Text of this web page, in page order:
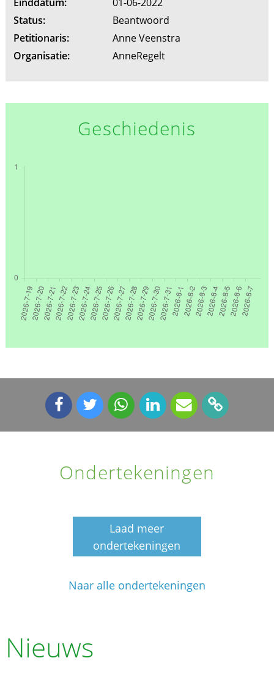
Status:
Beantwoord
Petitionaris:
Anne Veenstra
Organisatie:
AnneRegelt
Geschiedenis
Ondertekeningen
Laad meer
ondertekeningen
Naar alle ondertekeningen
Nieuws